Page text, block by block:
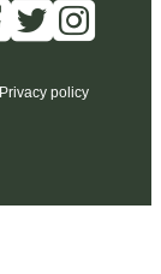
Privacy policy